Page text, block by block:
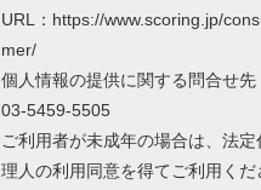
URL：https://www.scoring.jp/
mer/
個人情報の提供に関する問合せ先
03-5459-5505
ご利用者が未成年の場合は、法定
理人の利用同意を得てご利用くだ